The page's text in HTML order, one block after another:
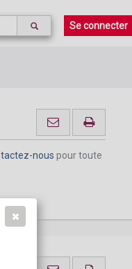
Se connecter
nous pour toute